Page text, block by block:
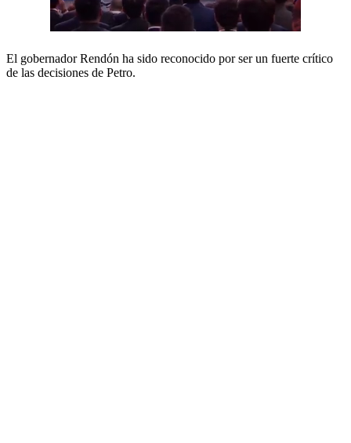
El gobernador Rendón ha sido reconocido por ser un fuerte crítico
de las decisiones de Petro.